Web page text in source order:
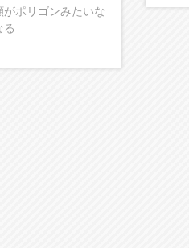
がポリゴンみたいな
る